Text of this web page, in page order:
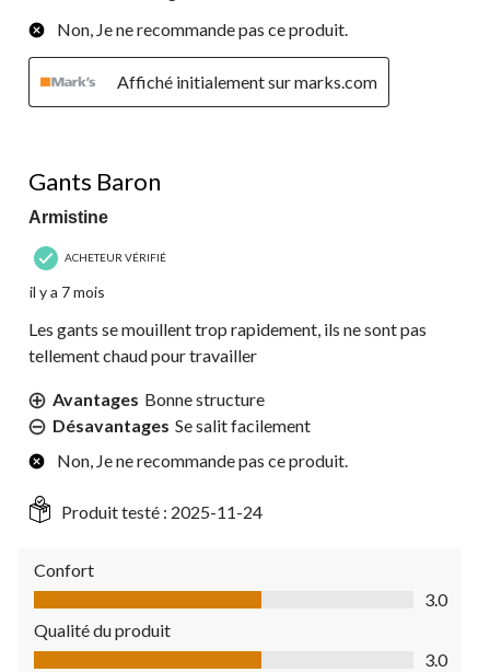
Non, Je ne recommande pas ce produit.
Affiché initialement sur marks.com
Gants Baron
Armistine
ACHETEUR VÉRIFIÉ
il y a 7 mois
Les gants se mouillent trop rapidement, ils ne sont pas
tellement chaud pour travailler
Avantages Bonne structure
Désavantages Se salit facilement
Non, Je ne recommande pas ce produit.
Produit testé : 2025-11-24
Confort
Confort, 3.0 sur 5
3.0
Qualité du produit
Qualité du produit, 3.0 sur 5
3.0